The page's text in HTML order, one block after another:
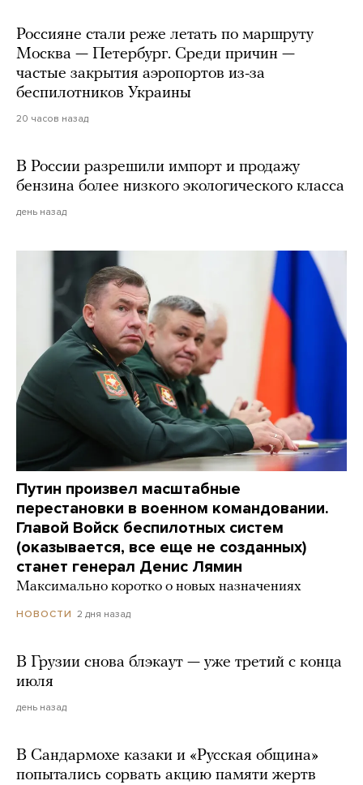
Россияне стали реже летать по маршруту
Москва — Петербург. Среди причин —
частые закрытия аэропортов из-за
беспилотников Украины
20 часов назад
В России разрешили импорт и продажу
бензина более низкого экологического класса
день назад
Путин произвел масштабные
перестановки в военном командовании.
Главой Войск беспилотных систем
(оказывается, все еще не созданных)
станет генерал Денис Лямин
Максимально коротко о новых назначениях
НОВОСТИ 2 дня назад
В Грузии снова блэкаут — уже третий с конца
июля
день назад
В Сандармохе казаки и «Русская община»
попытались сорвать акцию памяти жертв